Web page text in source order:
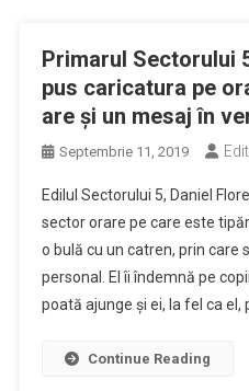
Primarul Sectorului
pus caricatura pe
are şi un mesaj în
Septembrie 11, 2019
Edilul Sectorului 5, Daniel
sector orare pe care este
o bulă cu un catren, prin care
personal. El îi îndemnă pe
poată ajunge şi ei, la fel ca el,
Continue Reading